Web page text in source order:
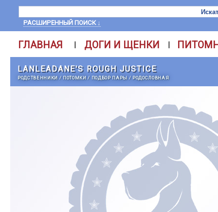
РАСШИРЕННЫЙ ПОИСК ↓
ГЛАВНАЯ | ДОГИ И ЩЕНКИ |
LANLEADANE'S ROUGH JUSTICE
РОДСТВЕННИКИ / ПОТОМКИ/ ПОДБОР ПАРЫ / РОДОСЛОВНАЯ